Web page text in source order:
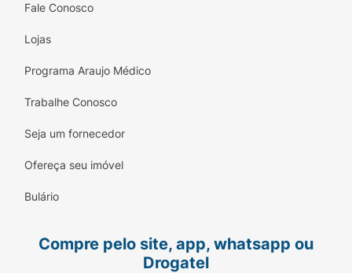
Fale Conosco
Lojas
Programa Araujo Médico
Trabalhe Conosco
Seja um fornecedor
Ofereça seu imóvel
Bulário
Compre pelo site, app, whatsapp ou
Drogatel